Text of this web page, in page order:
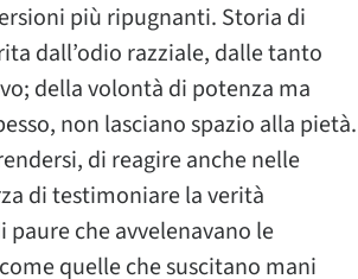
più ripugnanti. Storia di
dall’odio razziale, dalle tanto
della volontà di potenza ma
non lasciano spazio alla pietà.
di reagire anche nelle
di testimoniare la verità
che avvelenavano le
quelle che suscitano mani